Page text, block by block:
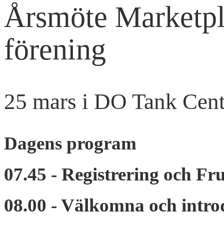
Årsmöte
förening
25 mars i DO Tank
Dagens program
07.45 - Registrering och
08.00 - Välkomna och